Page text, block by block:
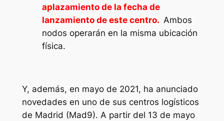
aplazamiento de la fecha de
lanzamiento de este centro. Ambos
nodos operarán en la misma ubicación
física.
Y, además, en mayo de 2021, ha anunciado
novedades en uno de sus centros logísticos
de Madrid (Mad9). A partir del 13 de mayo